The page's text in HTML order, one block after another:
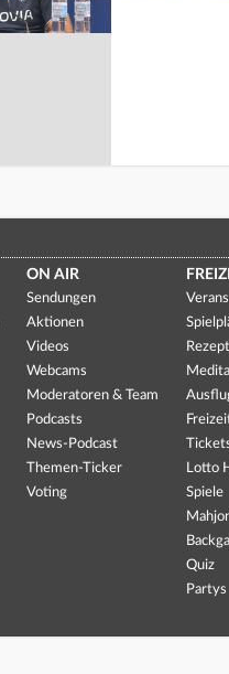
ON AIR
Sendungen
Aktionen
Videos
Webcams
Moderatoren & Team
Podcasts
News-Podcast
Themen-Ticker
Voting
Lotto
Spiele
Quiz
Partys